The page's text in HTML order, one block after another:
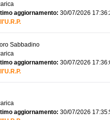
aggiornamento: 30/07/2026
Sabbadino
aggiornamento: 30/07/2026
aggiornamento: 30/07/2026